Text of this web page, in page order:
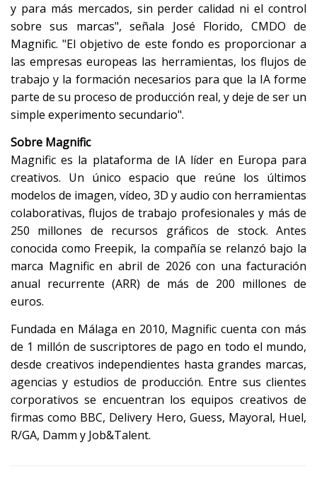
y para más mercados, sin perder calidad ni el control
sobre sus marcas", señala José Florido, CMDO de
Magnific. "El objetivo de este fondo es proporcionar a
las empresas europeas las herramientas, los flujos de
trabajo y la formación necesarios para que la IA forme
parte de su proceso de producción real, y deje de ser un
simple experimento secundario".
Sobre Magnific
Magnific es la plataforma de IA líder en Europa para
creativos. Un único espacio que reúne los últimos
modelos de imagen, vídeo, 3D y audio con herramientas
colaborativas, flujos de trabajo profesionales y más de
250 millones de recursos gráficos de stock. Antes
conocida como Freepik, la compañía se relanzó bajo la
marca Magnific en abril de 2026 con una facturación
anual recurrente (ARR) de más de 200 millones de
euros.
Fundada en Málaga en 2010, Magnific cuenta con más
de 1 millón de suscriptores de pago en todo el mundo,
desde creativos independientes hasta grandes marcas,
agencias y estudios de producción. Entre sus clientes
corporativos se encuentran los equipos creativos de
firmas como BBC, Delivery Hero, Guess, Mayoral, Huel,
R/GA, Damm y Job&Talent.